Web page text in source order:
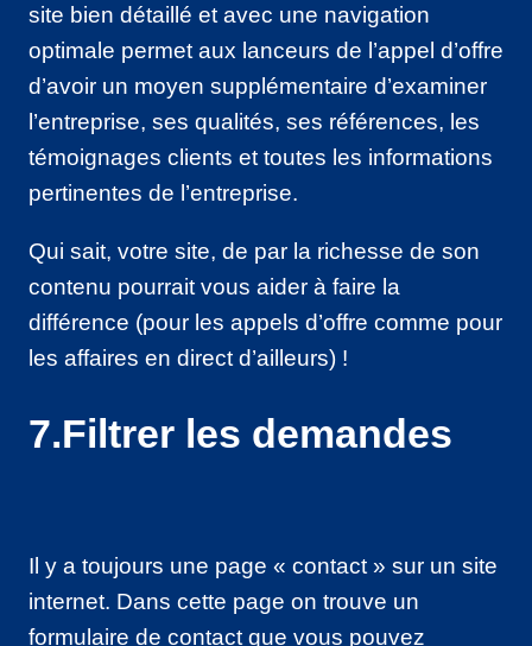
site bien détaillé et avec une navigation
optimale permet aux lanceurs de l’appel d’offre
d’avoir un moyen supplémentaire d’examiner
l’entreprise, ses qualités, ses références, les
témoignages clients et toutes les informations
pertinentes de l’entreprise.
Qui sait, votre site, de par la richesse de son
contenu pourrait vous aider à faire la
différence (pour les appels d’offre comme pour
les affaires en direct d’ailleurs) !
7.Filtrer les demandes
Il y a toujours une page « contact » sur un site
internet. Dans cette page on trouve un
formulaire de contact que vous pouvez